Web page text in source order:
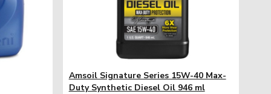
Amsoil Signature Series 15W-40 Max-
Duty Synthetic Diesel Oil 946 ml